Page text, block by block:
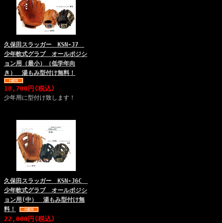
久保田スラッガー KSN-J7
少年軟式グラブ オールポジシ
ョン用（最小）（低学年向
き） 湯もみ型付け無料！
18,700円(税込)
少年用に型付け致します！
久保田スラッガー KSN-J6C
少年軟式グラブ オールポジシ
ョン用(中） 湯もみ型付け無
料！
22,000円(税込)